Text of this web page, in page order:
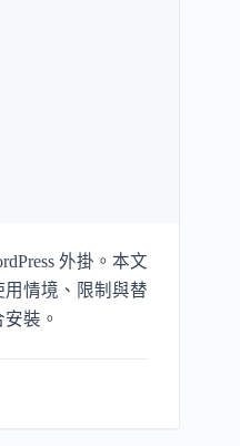
外掛。本文
情境、限制與替
裝。